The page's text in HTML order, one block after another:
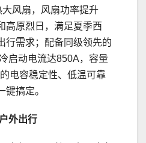
风扇，风扇功率提升
高原烈日，满足夏季西
行需求；配备同级领先的
启动电流达850A，容量
电容稳定性、低温可靠
搞定。
户外出行